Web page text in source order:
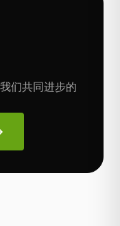
们共同进步的